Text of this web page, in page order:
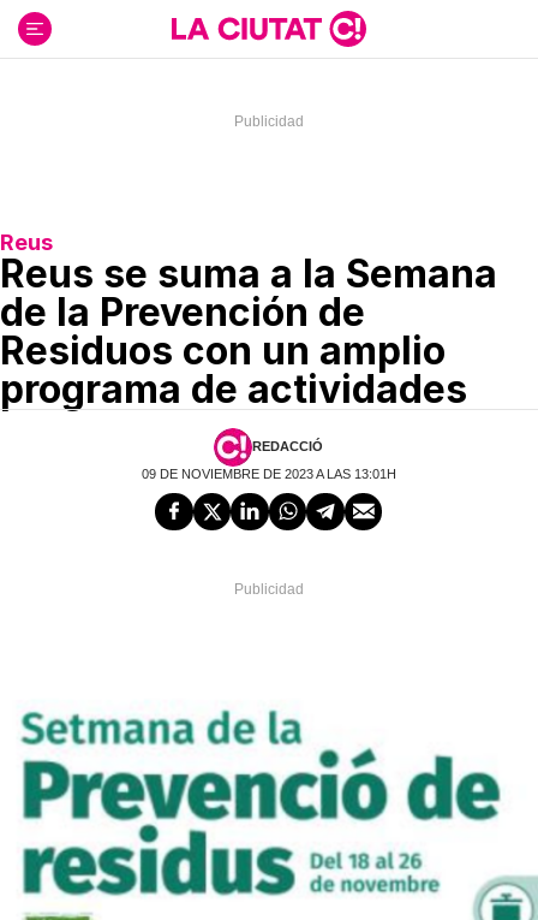
contenido
Reus
Reus se suma a la Semana
de la Prevención de
Residuos con un amplio
programa de actividades
REDACCIÓ
09 DE NOVIEMBRE DE 2023 A LAS 13:01H